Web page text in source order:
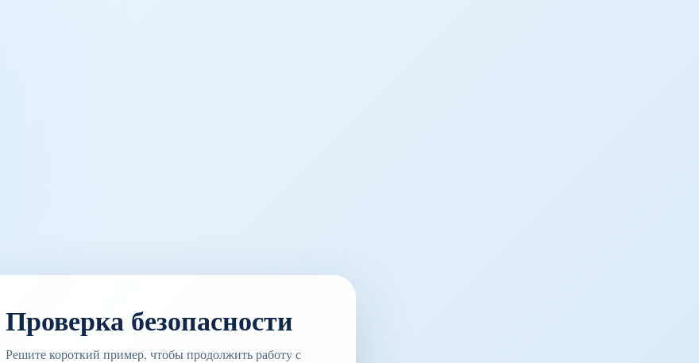
Проверка безопасности
Решите короткий пример, чтобы продолжить работу с